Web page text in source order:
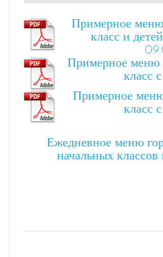
Примерное
класс и
Примерное меню
класс
Примерное
класс
Ежедневное меню
начальных